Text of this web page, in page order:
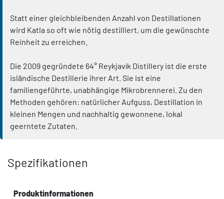
Statt einer gleichbleibenden Anzahl von Destillationen
wird Katla so oft wie nötig destilliert, um die gewünschte
Reinheit zu erreichen.
Die 2009 gegründete 64° Reykjavík Distillery ist die erste
isländische Destillerie ihrer Art. Sie ist eine
familiengeführte, unabhängige Mikrobrennerei. Zu den
Methoden gehören: natürlicher Aufguss, Destillation in
kleinen Mengen und nachhaltig gewonnene, lokal
geerntete Zutaten.
Spezifikationen
Produktinformationen